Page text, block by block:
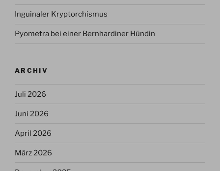
Inguinaler Kryptorchismus
Pyometra bei einer Bernhardiner Hündin
ARCHIV
Juli 2026
Juni 2026
April 2026
März 2026